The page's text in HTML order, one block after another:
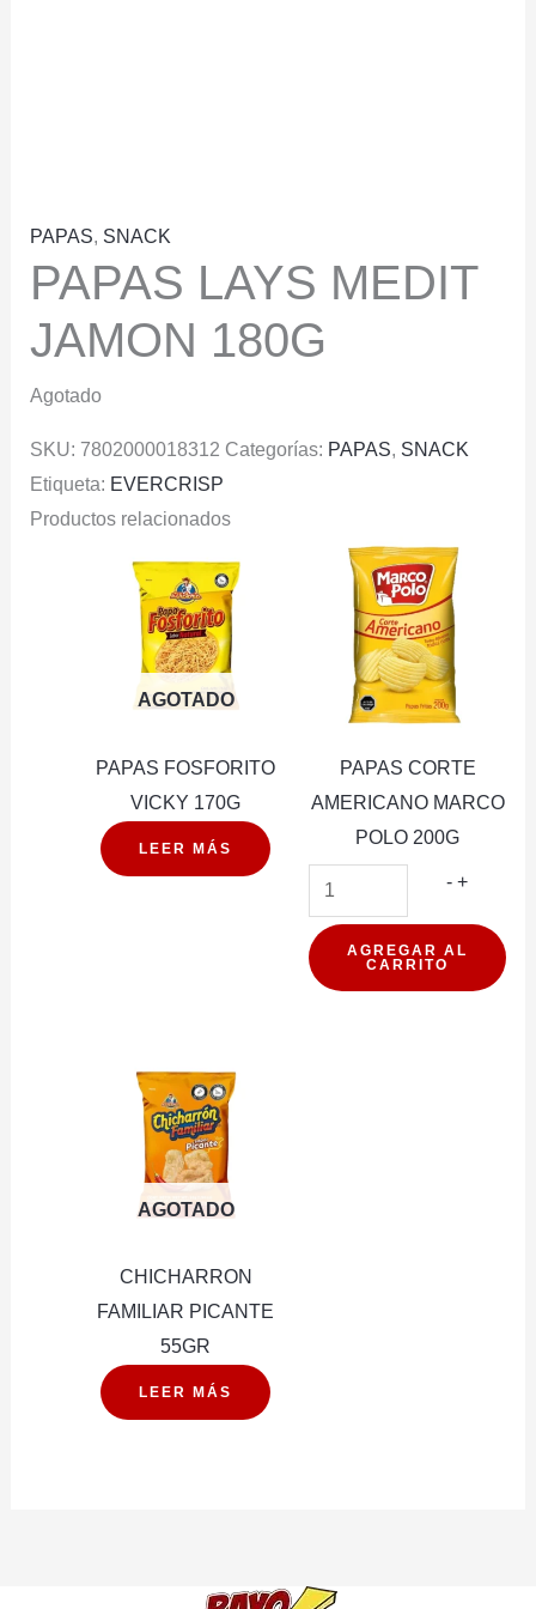
PAPAS, SNACK
PAPAS LAYS MEDIT
JAMON 180G
Agotado
SKU: 7802000018312 Categorías: PAPAS, SNACK
Etiqueta: EVERCRISP
Productos relacionados
AGOTADO
PAPAS FOSFORITO
VICKY 170G
LEER MÁS
PAPAS CORTE
AMERICANO MARCO
POLO 200G
- PAPAS
MARCO
+
AGREGAR AL
CARRITO
AGOTADO
CHICHARRON
FAMILIAR PICANTE
55GR
LEER MÁS